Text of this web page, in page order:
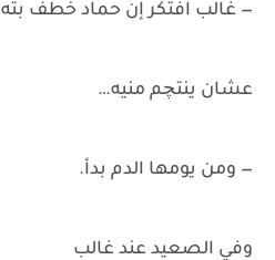
— غالب افتكر إن حماد خطف بته
عشان ينتچم منيه…
— ومن يومها الدم بدأ.
وفي الصعيد عند غالب